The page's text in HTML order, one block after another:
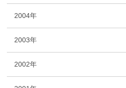
2004年
2003年
2002年